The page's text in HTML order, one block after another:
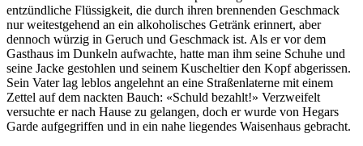
entzündliche Flüssigkeit, die durch ihren brennenden Geschmack
nur weitestgehend an ein alkoholisches Getränk erinnert, aber
dennoch würzig in Geruch und Geschmack ist. Als er vor dem
Gasthaus im Dunkeln aufwachte, hatte man ihm seine Schuhe und
seine Jacke gestohlen und seinem Kuscheltier den Kopf abgerissen.
Sein Vater lag leblos angelehnt an eine Straßenlaterne mit einem
Zettel auf dem nackten Bauch: «Schuld bezahlt!» Verzweifelt
versuchte er nach Hause zu gelangen, doch er wurde von Hegars
Garde aufgegriffen und in ein nahe liegendes Waisenhaus gebracht.